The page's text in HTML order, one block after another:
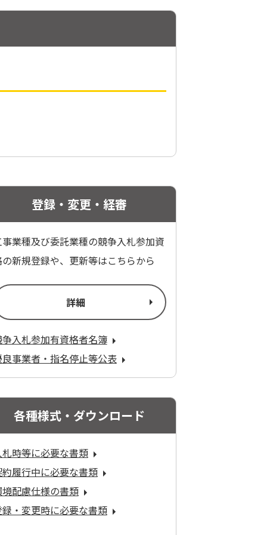
登録・変更・経審
業種及び委託業種の競争入札参加資
新規登録や、更新等はこちらから
詳細
争入札参加有資格者名簿
事業者・指名停止等公表
各種様式・ダウンロード
札時等に必要な書類
約履行中に必要な書類
配慮仕様の書類
・変更時に必要な書類